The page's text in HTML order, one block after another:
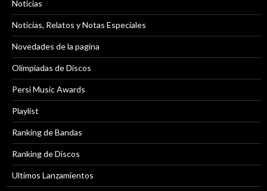
Noticias
Noticias, Relatos y Notas Especiales
Novedades de la pagina
Olimpiadas de Discos
Persi Music Awards
Playlist
Ranking de Bandas
Ranking de Discos
Ultimos Lanzamientos